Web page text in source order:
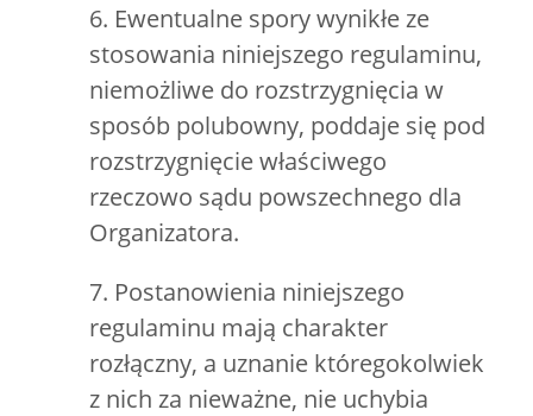
6. Ewentualne spory wynikłe ze
stosowania niniejszego regulaminu,
niemożliwe do rozstrzygnięcia w
sposób polubowny, poddaje się pod
rozstrzygnięcie właściwego
rzeczowo sądu powszechnego dla
Organizatora.
7. Postanowienia niniejszego
regulaminu mają charakter
rozłączny, a uznanie któregokolwiek
z nich za nieważne, nie uchybia